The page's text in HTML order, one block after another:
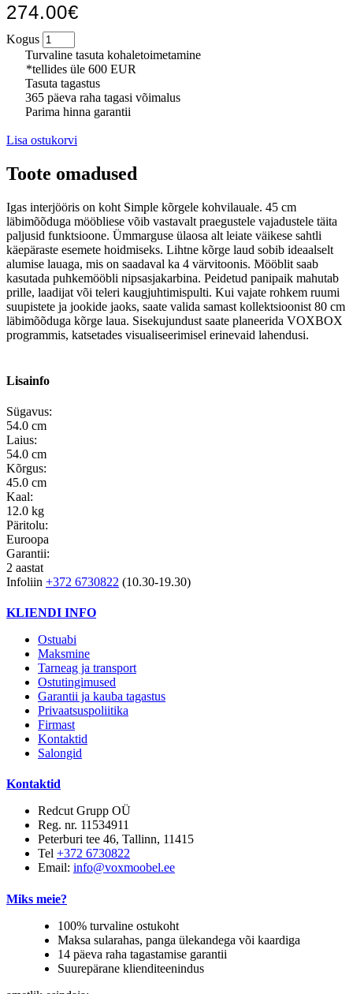
274.00€
Kogus
Turvaline tasuta kohaletoimetamine
*tellides üle 600 EUR
Tasuta tagastus
365 päeva raha tagasi võimalus
Parima hinna garantii
Lisa ostukorvi
Toote omadused
Igas interjööris on koht Simple kõrgele kohvilauale. 45 cm
läbimõõduga mööbliese võib vastavalt praegustele vajadustele täita
paljusid funktsioone. Ümmarguse ülaosa alt leiate väikese sahtli
käepäraste esemete hoidmiseks. Lihtne kõrge laud sobib ideaalselt
alumise lauaga, mis on saadaval ka 4 värvitoonis. Mööblit saab
kasutada puhkemööbli nipsasjakarbina. Peidetud panipaik mahutab
prille, laadijat või teleri kaugjuhtimispulti. Kui vajate rohkem ruumi
suupistete ja jookide jaoks, saate valida samast kollektsioonist 80 cm
läbimõõduga kõrge laua. Sisekujundust saate planeerida VOXBOX
programmis, katsetades visualiseerimisel erinevaid lahendusi.
Lisainfo
Sügavus:
54.0 cm
Laius:
54.0 cm
Kõrgus:
45.0 cm
Kaal:
12.0 kg
Päritolu:
Euroopa
Garantii:
2 aastat
Infoliin +372 6730822 (10.30-19.30)
KLIENDI INFO
Ostuabi
Maksmine
Tarneag ja transport
Ostutingimused
Garantii ja kauba tagastus
Privaatsuspoliitika
Firmast
Kontaktid
Salongid
Kontaktid
Redcut Grupp OÜ
Reg. nr. 11534911
Peterburi tee 46, Tallinn, 11415
Tel +372 6730822
Email: info@voxmoobel.ee
Miks meie?
100% turvaline ostukoht
Maksa sularahas, panga ülekandega või kaardiga
14 päeva raha tagastamise garantii
Suurepärane klienditeenindus